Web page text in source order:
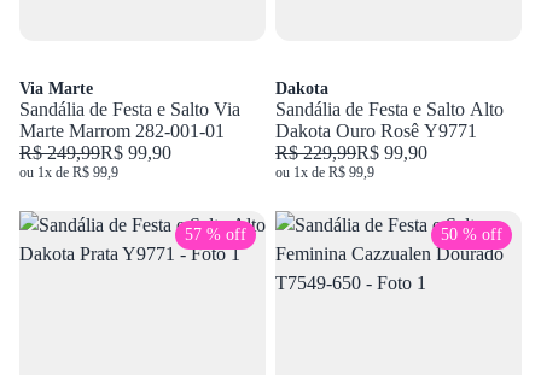
Via Marte
Sandália de Festa e Salto Via
Marte Marrom 282-001-01
R$ 249,99R$ 99,90
ou 1x de R$ 99,9
Dakota
Sandália de Festa e Salto Alto
Dakota Ouro Rosê Y9771
R$ 229,99R$ 99,90
ou 1x de R$ 99,9
57 % off 50 % off